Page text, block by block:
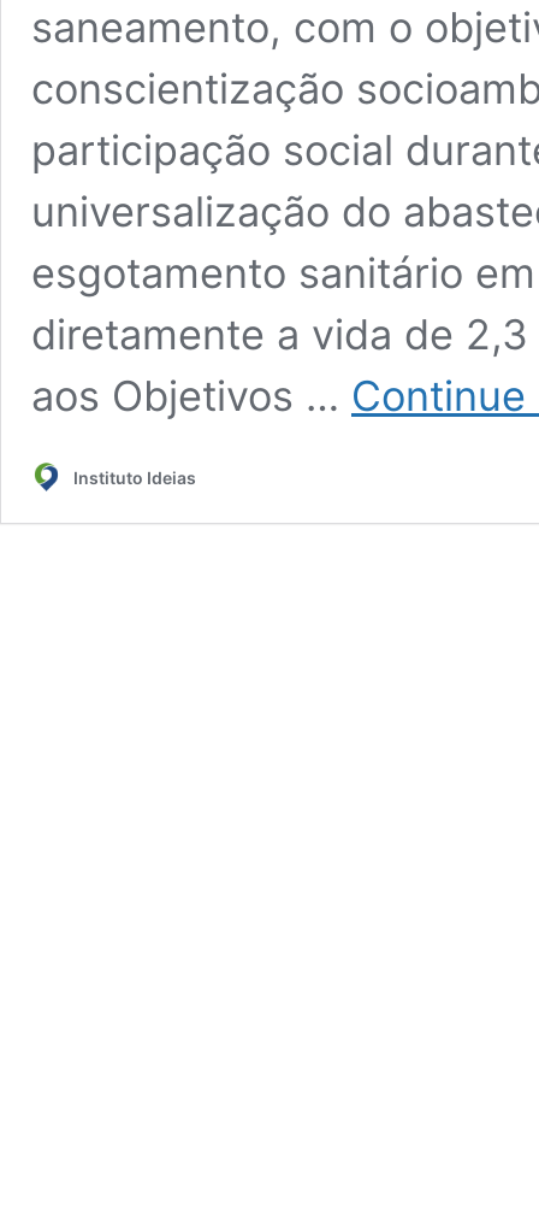
saneamento, com o
conscientização
participação social
universalização do
esgotamento sanitário
diretamente a vida de
aos Objetivos … Continue
Instituto Ideias